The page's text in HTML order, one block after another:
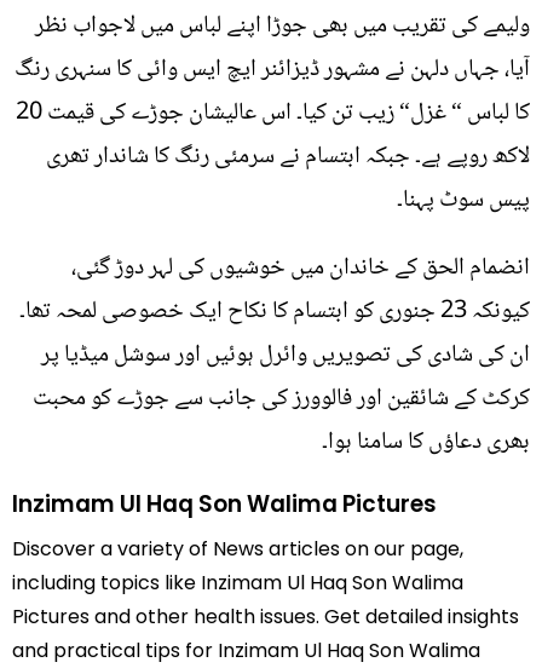
ولیمے کی تقریب میں بھی جوڑا اپنے لباس میں لاجواب نظر
آیا، جہاں دلہن نے مشہور ڈیزائنر ایچ ایس وائی کا سنہری رنگ
کا لباس “ غزل“ زیب تن کیا۔ اس عالیشان جوڑے کی قیمت 20
لاکھ روپے ہے۔ جبکہ ابتسام نے سرمئی رنگ کا شاندار تھری
پیس سوٹ پہنا۔
انضمام الحق کے خاندان میں خوشیوں کی لہر دوڑ گئی،
کیونکہ 23 جنوری کو ابتسام کا نکاح ایک خصوصی لمحہ تھا۔
ان کی شادی کی تصویریں وائرل ہوئیں اور سوشل میڈیا پر
کرکٹ کے شائقین اور فالوورز کی جانب سے جوڑے کو محبت
بھری دعاؤں کا سامنا ہوا۔
Inzimam Ul Haq Son Walima Pictures
Discover a variety of News articles on our page,
including topics like Inzimam Ul Haq Son Walima
Pictures and other health issues. Get detailed insights
and practical tips for Inzimam Ul Haq Son Walima